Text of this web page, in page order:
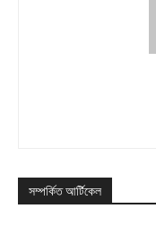
সম্পর্কিত আর্টিকেল